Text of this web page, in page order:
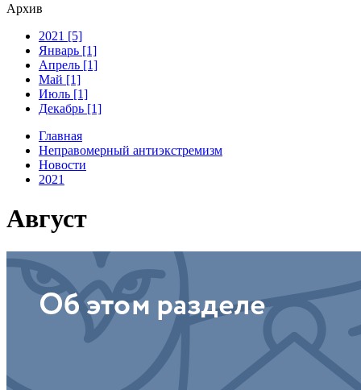
Архив
2021 [5]
Январь [1]
Апрель [1]
Май [1]
Июль [1]
Декабрь [1]
Главная
Неправомерный антиэкстремизм
Новости
2021
Август